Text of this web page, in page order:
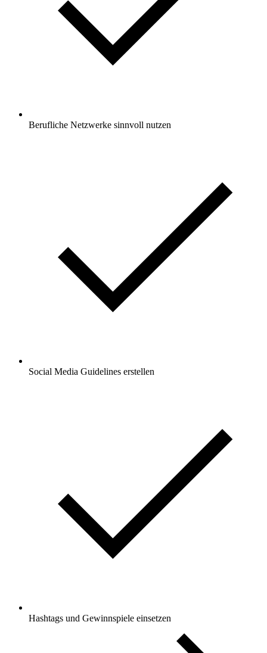
Berufliche Netzwerke sinnvoll nutzen
Social Media Guidelines erstellen
Hashtags und Gewinnspiele einsetzen